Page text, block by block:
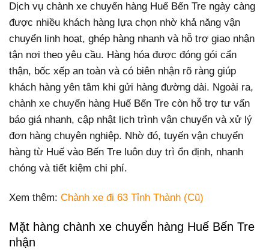
Dịch vụ chành xe chuyển hàng Huế Bến Tre ngày càng
được nhiều khách hàng lựa chọn nhờ khả năng vận
chuyển linh hoạt, ghép hàng nhanh và hỗ trợ giao nhận
tận nơi theo yêu cầu. Hàng hóa được đóng gói cẩn
thận, bốc xếp an toàn và có biên nhận rõ ràng giúp
khách hàng yên tâm khi gửi hàng đường dài. Ngoài ra,
chành xe chuyển hàng Huế Bến Tre còn hỗ trợ tư vấn
báo giá nhanh, cập nhật lịch trình vận chuyển và xử lý
đơn hàng chuyên nghiệp. Nhờ đó, tuyến vận chuyển
hàng từ Huế vào Bến Tre luôn duy trì ổn định, nhanh
chóng và tiết kiệm chi phí.
Xem thêm: Chành xe đi 63 Tỉnh Thành (Cũ)
Mặt hàng chành xe chuyển hàng Huế Bến Tre
nhận